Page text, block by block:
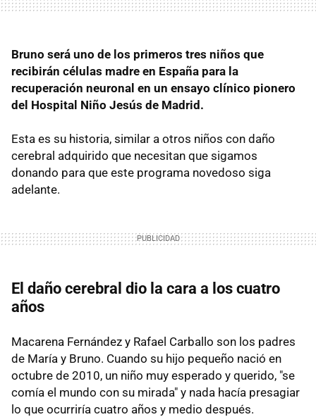
Bruno será uno de los primeros tres niños que
recibirán células madre en España para la
recuperación neuronal en un ensayo clínico pionero
del Hospital Niño Jesús de Madrid.
Esta es su historia, similar a otros niños con daño
cerebral adquirido que necesitan que sigamos
donando para que este programa novedoso siga
adelante.
El daño cerebral dio la cara a los cuatro
años
Macarena Fernández y Rafael Carballo son los padres
de María y Bruno. Cuando su hijo pequeño nació en
octubre de 2010, un niño muy esperado y querido, "se
comía el mundo con su mirada" y nada hacía presagiar
lo que ocurriría cuatro años y medio después.